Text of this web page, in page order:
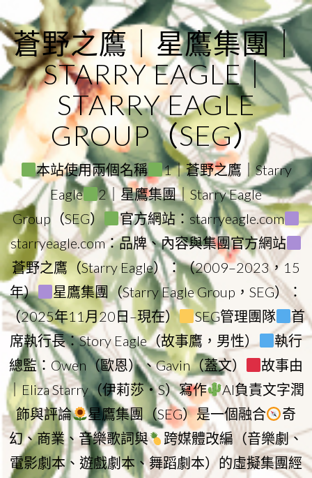
to
content
蒼野之鷹｜星鷹集團｜
STARRY EAGLE｜
STARRY EAGLE
GROUP（SEG）
本站使用兩個名稱
1｜蒼野之鷹｜Starry
Eagle
2｜星鷹集團｜Starry Eagle
Group（SEG）
官方網站：starryeagle.com
starryeagle.com：品牌、內容與集團官方網站
蒼野之鷹（Starry Eagle）：（2009–2023，15
年）
星鷹集團（Starry Eagle Group，SEG）：
（2025年11月20日–現在）
SEG管理團隊
首
席執行長：Story Eagle（故事鷹，男性）
執行
總監：Owen（歐恩）、Gavin（蓋文）
故事由
｜Eliza Starry（伊莉莎・S）寫作
AI負責文字潤
飾與評論
星鷹集團（SEG）是一個融合
奇
幻、商業、音樂歌詞與
跨媒體改編（音樂劇、
電影劇本、遊戲劇本、舞蹈劇本）的虛擬集團經